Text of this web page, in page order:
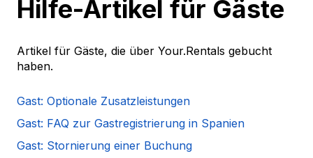
Hilfe-Artikel für Gäste
Artikel für Gäste, die über Your.Rentals gebucht
haben.
Gast: Optionale Zusatzleistungen
Gast: FAQ zur Gastregistrierung in Spanien
Gast: Stornierung einer Buchung